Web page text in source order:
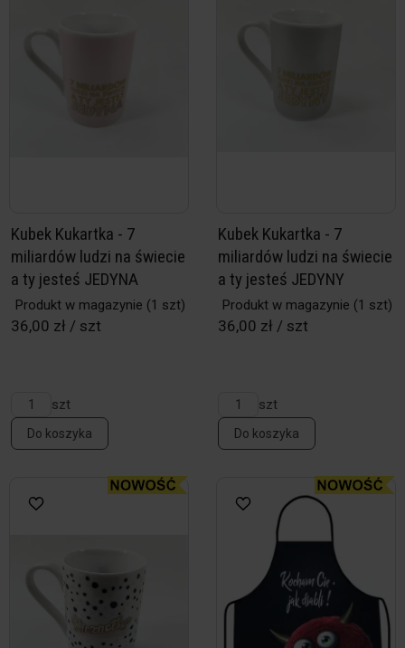
Kubek Kukartka - 7
miliardów ludzi na świecie
a ty jesteś JEDYNA
Produkt w magazynie (1 szt)
36,00 zł / szt
szt
Do koszyka
Kubek Kukartka - 7
miliardów ludzi na świecie
a ty jesteś JEDYNY
Produkt w magazynie (1 szt)
36,00 zł / szt
szt
Do koszyka